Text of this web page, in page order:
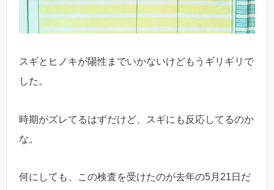
スギとヒノキが陽性までいかないけどもうギリギリで
した。
時期がズレてるはずだけど、スギにも反応してるのか
な。
何にしても、この検査を受けたのが去年の5月21日だ